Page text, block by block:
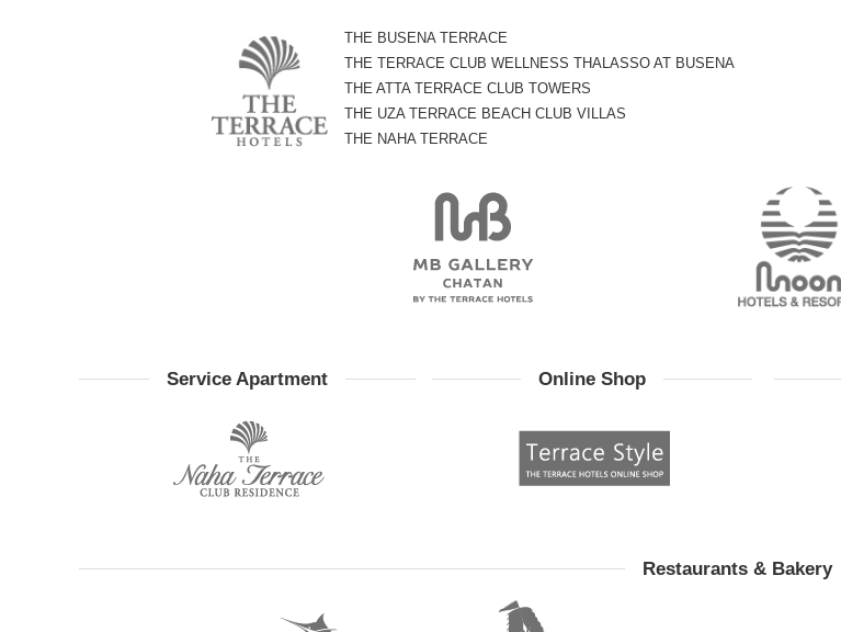
THE BUSENA TERRACE
THE TERRACE CLUB WELLNESS THALASSO AT BUSENA
THE ATTA TERRACE CLUB TOWERS
THE UZA TERRACE BEACH CLUB VILLAS
THE NAHA TERRACE
Service Apartment Online Shop
Restaurants & Bakery